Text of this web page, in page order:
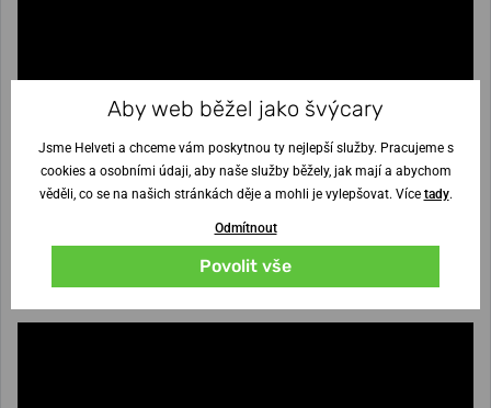
Aby web běžel jako švýcary
Jsme Helveti a chceme vám poskytnou ty nejlepší služby. Pracujeme s
cookies a osobními údaji, aby naše služby běžely, jak mají a abychom
věděli, co se na našich stránkách děje a mohli je vylepšovat. Více tady.
Odmítnout
Povolit vše